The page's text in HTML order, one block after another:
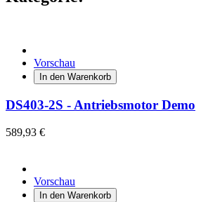
Vorschau
In den Warenkorb
DS403-2S - Antriebsmotor Demo
589,93 €
Vorschau
In den Warenkorb